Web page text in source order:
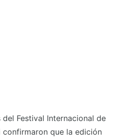
confirmaron que la edición